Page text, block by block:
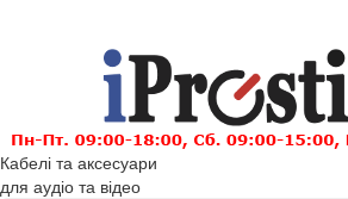
Кабелі та аксесуари
для аудіо та відео